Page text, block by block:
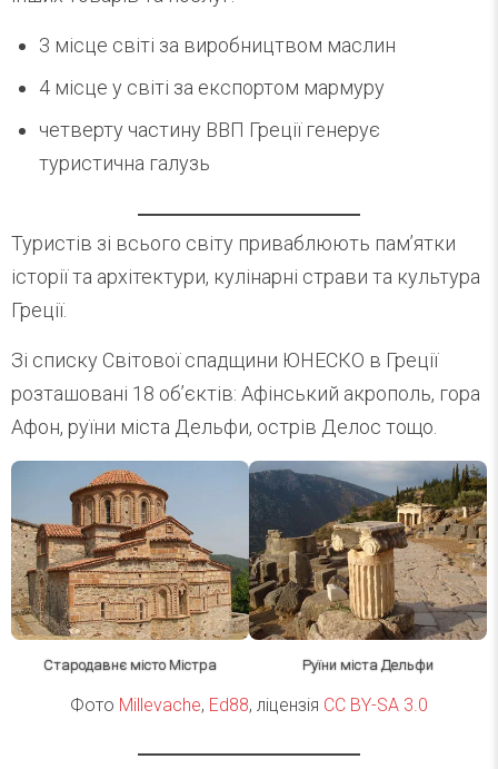
3 місце світі за виробництвом маслин
4 місце у світі за експортом мармуру
четверту частину ВВП Греції генерує
туристична галузь
Туристів зі всього світу приваблюють пам’ятки
історії та архітектури, кулінарні страви та культура
Греції.
Зі списку Світової спадщини ЮНЕСКО в Греції
розташовані 18 об’єктів: Афінський акрополь, гора
Афон, руїни міста Дельфи, острів Делос тощо.
Стародавнє місто Містра Руїни міста Дельфи
Фото Millevache, Ed88, ліцензія CC BY-SA 3.0